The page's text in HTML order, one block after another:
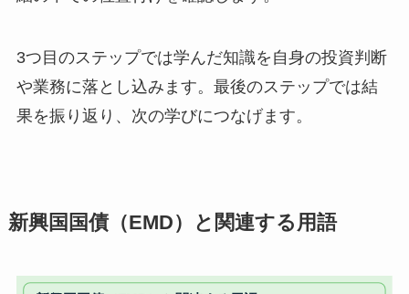
3つ目のステップでは学んだ知識を自身の投資判断
や業務に落とし込みます。最後のステップでは結
果を振り返り、次の学びにつなげます。
新興国国債（EMD）と関連する用語